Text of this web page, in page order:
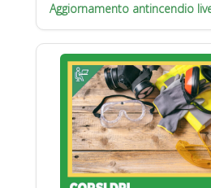
Aggiornamento antincendio